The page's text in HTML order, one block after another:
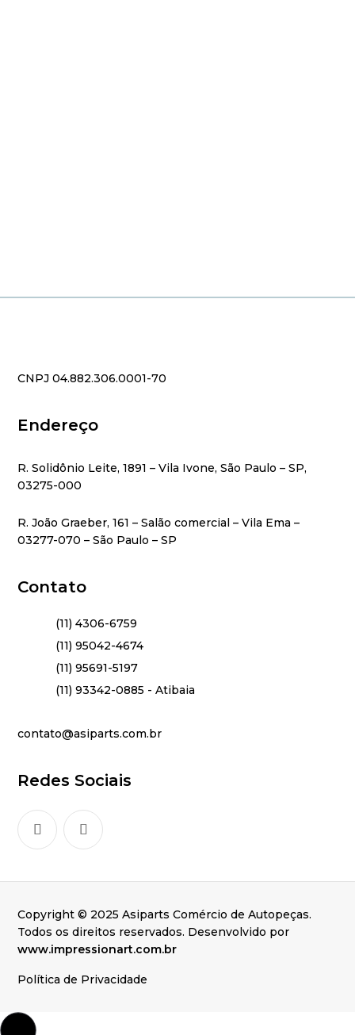
CNPJ 04.882.306.0001-70
Endereço
R. Solidônio Leite, 1891 – Vila Ivone, São Paulo – SP,
03275-000
R. João Graeber, 161 – Salão comercial – Vila Ema –
03277-070 – São Paulo – SP
Contato
(11) 4306-6759
(11) 95042-4674
(11) 95691-5197
(11) 93342-0885 - Atibaia
contato@asiparts.com.br
Redes Sociais
Copyright © 2025 Asiparts Comércio de Autopeças.
Todos os direitos reservados. Desenvolvido por
www.impressionart.com.br
Política de Privacidade